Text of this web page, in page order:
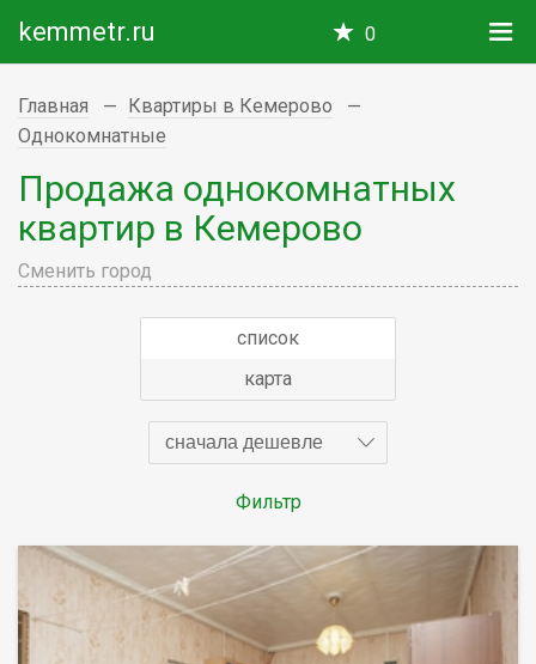
kemmetr.ru 0
Главная
Квартиры в Кемерово
Однокомнатные
Продажа однокомнатных
квартир в Кемерово
Сменить город
список
карта
сначала дешевле
Фильтр